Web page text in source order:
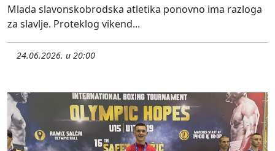
Mlada slavonskobrodska atletika ponovno ima razloga
za slavlje. Proteklog vikend...
24.06.2026. u 20:00